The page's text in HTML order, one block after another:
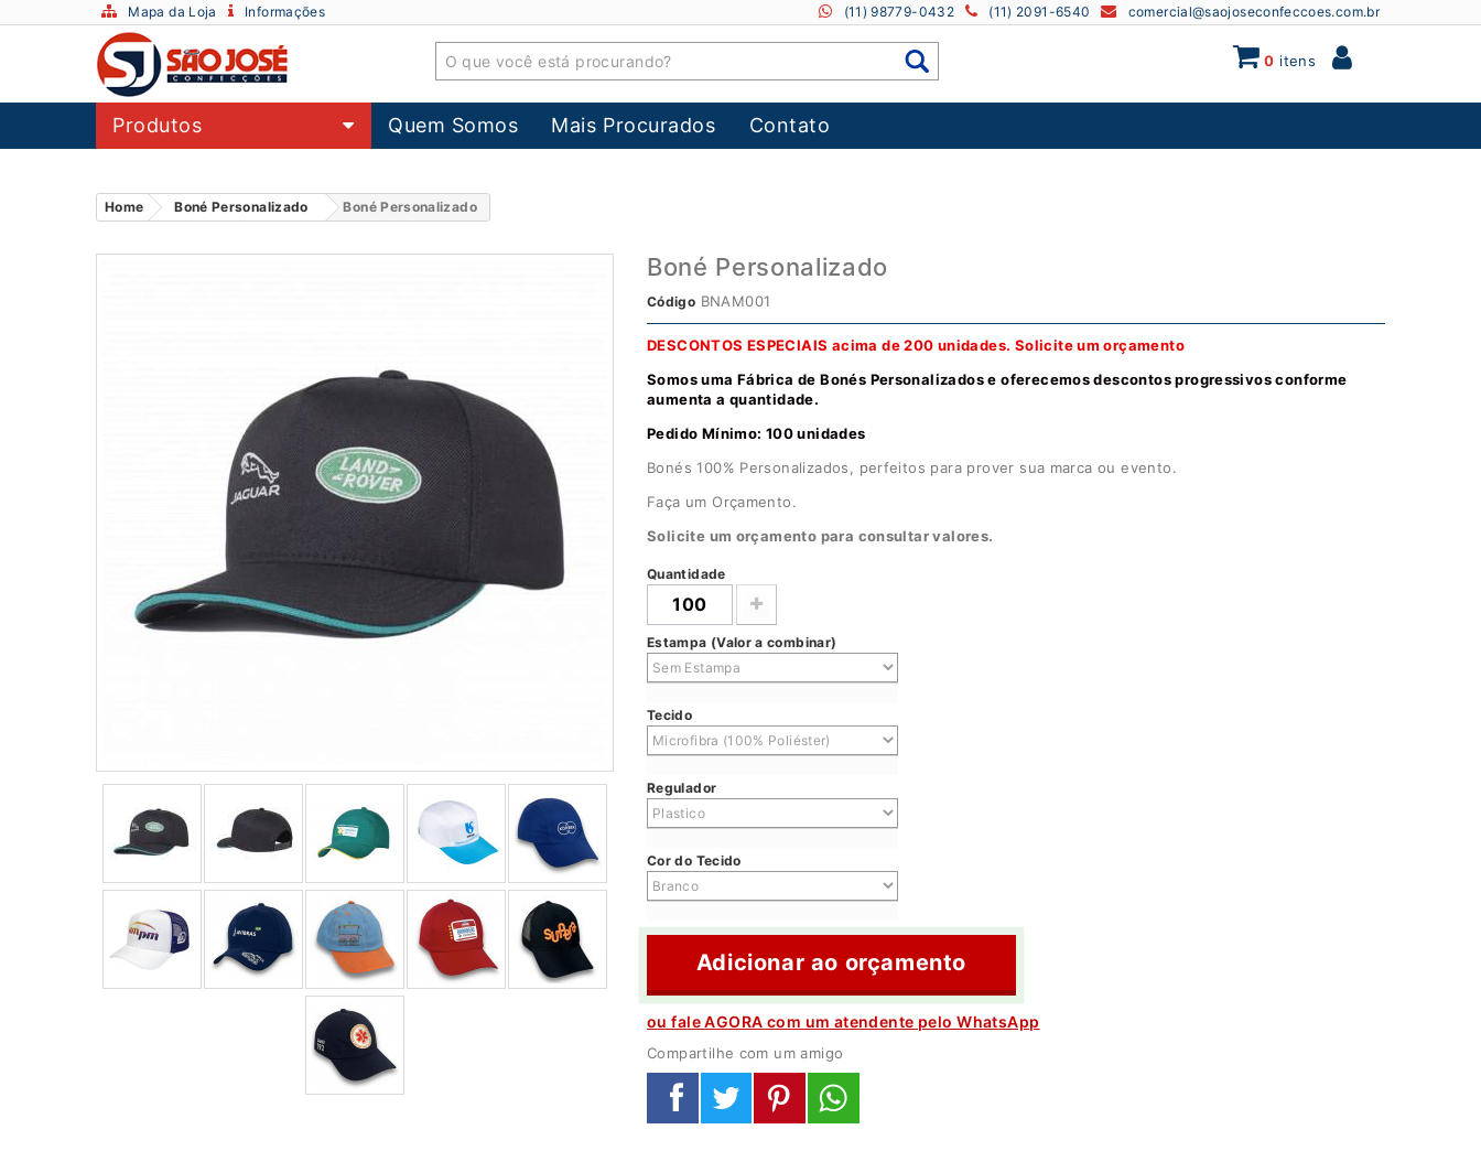
Mapa da Loja Informações comercial@saojoseconfeccoes.com.br
(11) 2091-6540
(11) 98779-0432
0 itens
Produtos Quem Somos Mais Procurados Contato
Home Boné Personalizado Boné Personalizado
Boné Personalizado
Código BNAM001
DESCONTOS ESPECIAIS acima de 200 unidades. Solicite um orçamento
Somos uma Fábrica de Bonés Personalizados e oferecemos descontos progressivos conforme
aumenta a quantidade.
Pedido Mínimo: 100 unidades
Bonés 100% Personalizados, perfeitos para prover sua marca ou evento.
Faça um Orçamento.
Solicite um orçamento para consultar valores.
Quantidade
Estampa (Valor a combinar)
Tecido
Regulador
Cor do Tecido
Adicionar ao orçamento
ou fale AGORA com um atendente pelo WhatsApp
Compartilhe com um amigo